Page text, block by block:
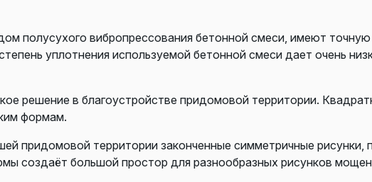
полусухого вибропрессования бетонной смеси, имеют
уплотнения используемой бетонной смеси дает очень
решение в благоустройстве придомовой территории.
формам.
придомовой территории законченные симметричные рисунки,
создаёт большой простор для разнообразных рисунков